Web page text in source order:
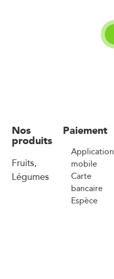
Nos
produits
Fruits,
Légumes
Paiement
Application
mobile
Carte
bancaire
Espèce